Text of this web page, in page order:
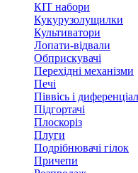
КІТ набори
Кукурузолущилки
Культиватори
Лопати-відвали
Обприскувачі
Перехідні механізми
Печі
Піввісь і
Підгортачі
Плоскоріз
Плуги
Подрібнювачі гілок
Причепи